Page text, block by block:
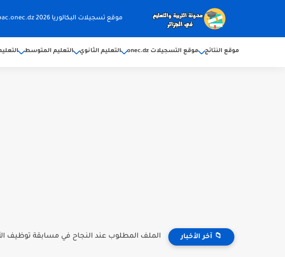
موقع تسجيلات البكالوريا 2026 bac.onec.dz
موقع النتائج موقع التسجيلات onec.dz التعليم الثانوي التعليم المتوسط
📁 آخر الأخبار منصة توظيف الأساتذة .. الآن إعلان النتائج جميع